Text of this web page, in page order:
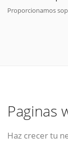
Proporcionamos
Paginas
Haz crecer tu